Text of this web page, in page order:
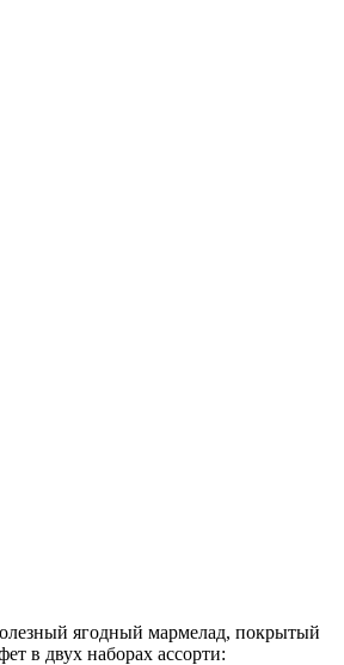
ягодный мармелад, покрытый
в двух наборах ассорти: